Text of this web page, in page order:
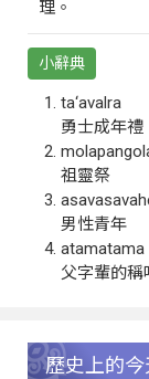
理。
小辭典
ta‘avalra
勇士成年禮
祖靈祭
男性青年
atamatama
父字輩的稱
歷史上的今